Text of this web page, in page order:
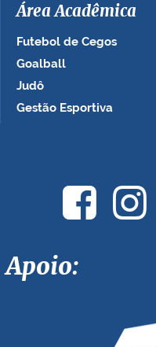
Área Acadêmica
Futebol de Cegos
Goalball
Judô
Gestão Esportiva
Apoio: